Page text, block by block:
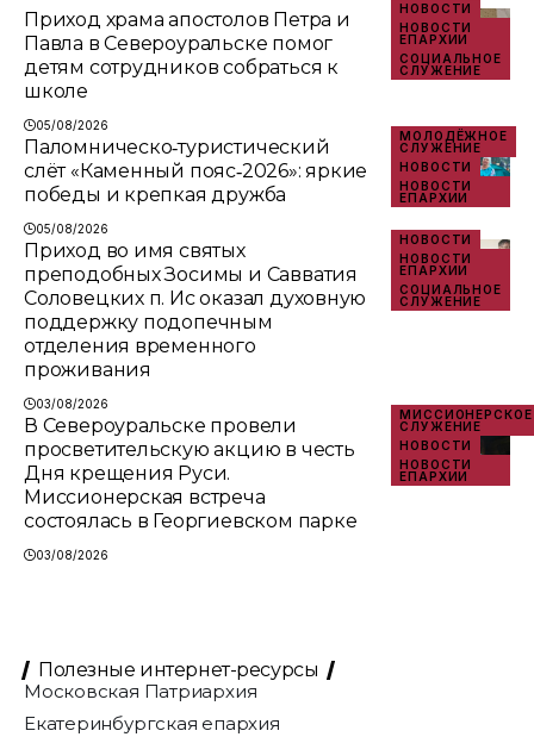
НОВОСТИ
НОВОСТИ
ЕПАРХИИ
СОЦИАЛЬНОЕ
СЛУЖЕНИЕ
Приход храма апостолов Петра и
Павла в Североуральске помог
детям сотрудников собраться к
школе
05/08/2026
МОЛОДЁЖНОЕ
СЛУЖЕНИЕ
НОВОСТИ
НОВОСТИ
ЕПАРХИИ
Паломническо‑туристический
слёт «Каменный пояс‑2026»: яркие
победы и крепкая дружба
05/08/2026
НОВОСТИ
НОВОСТИ
ЕПАРХИИ
СОЦИАЛЬНОЕ
СЛУЖЕНИЕ
Приход во имя святых
преподобных Зосимы и Савватия
Соловецких п. Ис оказал духовную
поддержку подопечным
отделения временного
проживания
03/08/2026
МИССИОНЕРСКОЕ
СЛУЖЕНИЕ
НОВОСТИ
НОВОСТИ
ЕПАРХИИ
В Североуральске провели
просветительскую акцию в честь
Дня крещения Руси.
Миссионерская встреча
состоялась в Георгиевском парке
03/08/2026
Полезные интернет-ресурсы
Московская Патриархия
Екатеринбургская епархия